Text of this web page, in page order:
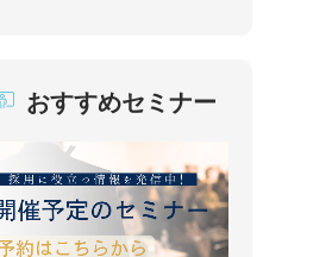
おすすめセミナー